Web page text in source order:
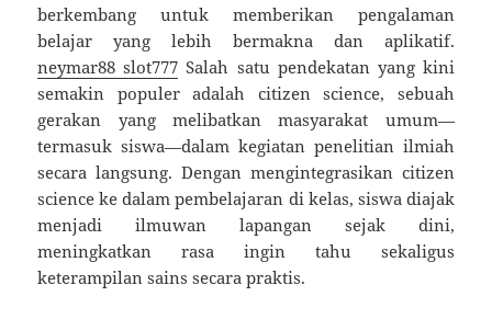
berkembang untuk memberikan pengalaman
belajar yang lebih bermakna dan aplikatif.
neymar88 slot777 Salah satu pendekatan yang kini
semakin populer adalah citizen science, sebuah
gerakan yang melibatkan masyarakat umum—
termasuk siswa—dalam kegiatan penelitian ilmiah
secara langsung. Dengan mengintegrasikan citizen
science ke dalam pembelajaran di kelas, siswa diajak
menjadi ilmuwan lapangan sejak dini,
meningkatkan rasa ingin tahu sekaligus
keterampilan sains secara praktis.